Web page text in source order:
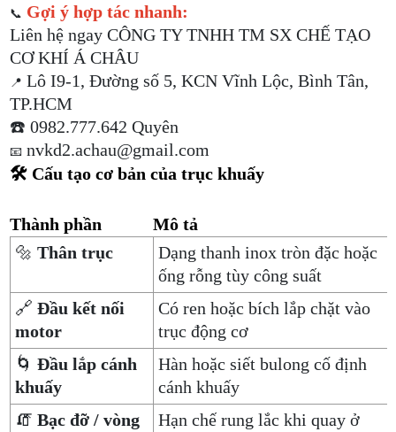
📞 Gợi ý hợp tác nhanh:
Liên hệ ngay CÔNG TY TNHH TM SX CHẾ TẠO
CƠ KHÍ Á CHÂU
📍 Lô I9-1, Đường số 5, KCN Vĩnh Lộc, Bình Tân,
TP.HCM
☎️ 0982.777.642 Quyên
📧nvkd2.achau@gmail.com
🛠️ Cấu tạo cơ bản của trục khuấy
Thành phần
Mô tả
🔩 Thân trục
Dạng thanh inox tròn đặc hoặc
ống rỗng tùy công suất
🔗 Đầu kết nối
motor
Có ren hoặc bích lắp chặt vào
trục động cơ
🌀 Đầu lắp cánh
khuấy
Hàn hoặc siết bulong cố định
cánh khuấy
🧯 Bạc đỡ / vòng
Hạn chế rung lắc khi quay ở